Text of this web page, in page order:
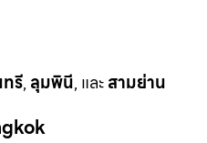
รี, ลุมพินี, และสามย่าน